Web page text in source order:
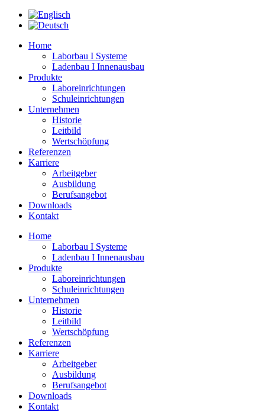
Zum
Inhalt
Home
Laborbau I Systeme
Ladenbau I Innenausbau
Produkte
Laboreinrichtungen
Schuleinrichtungen
Unternehmen
Historie
Leitbild
Wertschöpfung
Referenzen
Karriere
Arbeitgeber
Ausbildung
Berufsangebot
Downloads
Kontakt
Home
Laborbau I Systeme
Ladenbau I Innenausbau
Produkte
Laboreinrichtungen
Schuleinrichtungen
Unternehmen
Historie
Leitbild
Wertschöpfung
Referenzen
Karriere
Arbeitgeber
Ausbildung
Berufsangebot
Downloads
Kontakt